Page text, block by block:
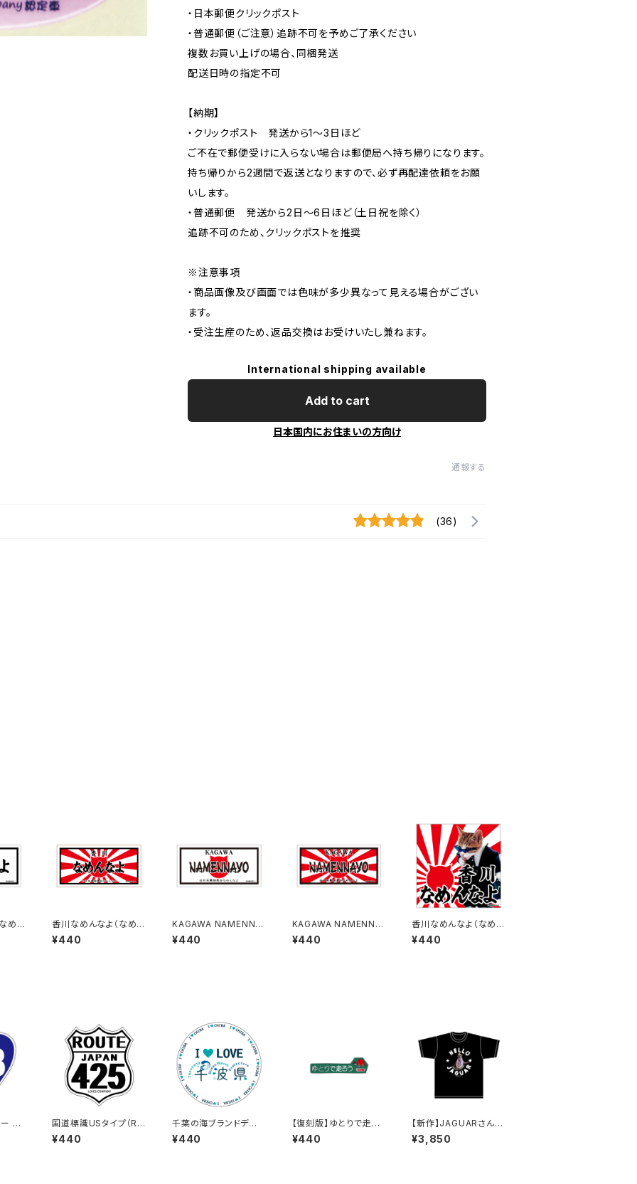
・日本郵便クリックポスト
・普通郵便（ご注意）追跡不可を予めご了承ください
複数お買い上げの場合、同梱発送
配送日時の指定不可
【納期】
・クリックポスト 発送から1〜3日ほど
ご不在で郵便受けに入らない場合は郵便局へ持ち帰りになります。
持ち帰りから2週間で返送となりますので、必ず再配達依頼をお願
いします。
・普通郵便 発送から2日〜6日ほど（土日祝を除く）
追跡不可のため、クリックポストを推奨
※注意事項
・商品画像及び画面では色味が多少異なって見える場合がござい
ます。
・受注生産のため、返品交換はお受けいたし兼ねます。
International shipping available
Add to cart
日本国内にお住まいの方向け
通報する
(36)
めね
香川なめんなよ（なめね
こ）ご当地ステッカー B-
4
¥440
KAGAWA NAMENNA
YO（なめねこ）ご当地ス
テッカー B-5
¥440
KAGAWA NAMENNA
YO（なめねこ）ご当地ス
テッカー B-6
¥440
香川なめんなよ（なめね
こ）ご当地ステッカー A-
18
¥440
41
国道標識USタイプ（RO
UTE）ステッカー 425
号線（ホワイト）
¥440
千葉の海ブランドデザ
イン：ステッカー3
¥440
【復刻版】ゆとりで走ろ
う秋田県（緑）：ステッカ
ー
¥440
【新作】JAGUARさん
Tシャツ（HELLO JAG
UAR）Black
¥3,850